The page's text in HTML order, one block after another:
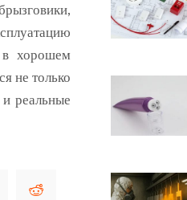
в хорошем
не только
реальные